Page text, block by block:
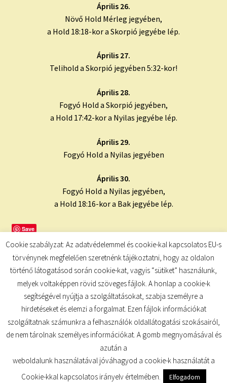
Április 26.
Növő Hold Mérleg jegyében,
a Hold 18:18-kor a Skorpió jegyébe lép.
Április 27.
Telihold a Skorpió jegyében 5:32-kor!
Április 28.
Fogyó Hold a Skorpió jegyében,
a Hold 17:42-kor a Nyilas jegyébe lép.
Április 29.
Fogyó Hold a Nyilas jegyében
Április 30.
Fogyó Hold a Nyilas jegyében,
a Hold 18:16-kor a Bak jegyébe lép.
Save
© TUDATKULCS 2026
Cookie szabályzat: Az adatvédelemmel és cookie-kal kapcsolatos EU-s
törvénynek megfelelően szeretnénk tájékoztatni, hogy az oldalon
történő látogatásod során cookie-kat, vagyis “sütiket” használunk,
melyek voltaképpen rövid szöveges fájlok. A honlap a cookie-k
segítségével nyújtja a szolgáltatásokat, szabja személyre a
hirdetéseket és elemzi a forgalmat. Ezen fájlok információkat
szolgáltatnak számunkra a felhasználók oldallátogatási szokásairól,
de nem tárolnak személyes információkat. A gomb megnyomásával és
azután a
weboldalunk használatával jóváhagyod a cookie-k használatát a
Cookie-kkal kapcsolatos irányelv értelmében.
Elfogadom